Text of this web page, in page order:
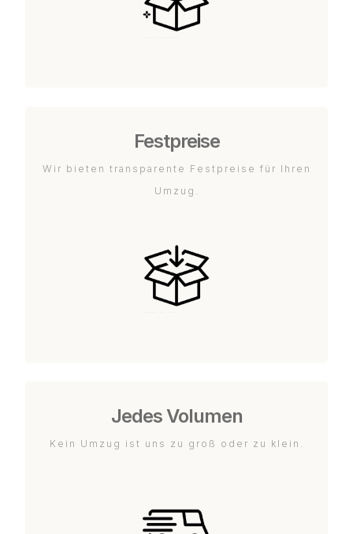
Festpreise
Wir bieten transparente Festpreise für Ihren
Umzug.
Jedes Volumen
Kein Umzug ist uns zu groß oder zu klein.